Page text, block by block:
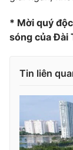
VTV Sức khoẻ
Thị trường
VTV4
Liên hệ tòa
* Mời quý
sóng của Đài
Tin liên